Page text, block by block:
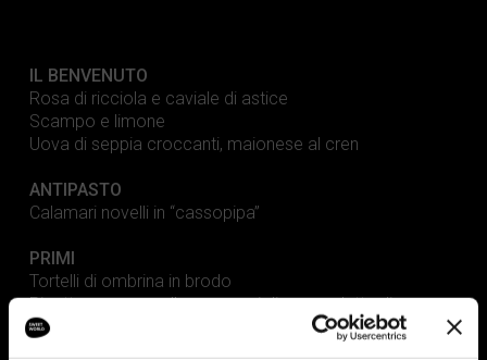
IL BENVENUTO
Rosa di ricciola e caviale di astice
Scampo e limone
Uova di seppia croccanti, maionese al cren
ANTIPASTO
Calamari novelli in “cassopipa”
PRIMI
Tortelli di ombrina in brodo
Risotto mazzancolle, anemoni di mare e latte di
baccalà